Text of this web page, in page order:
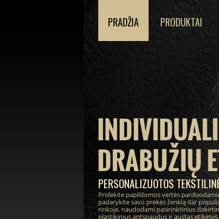
DRABUŽIŲ
PERSONALIZUOTOS
Pridėkite papildomos vertės
padarykite savo prekės ženklą dar
rinkoje, naudodami pasirinktinius
plastikinius antspaudus ir austas
PRADŽIA PRODUKTAI